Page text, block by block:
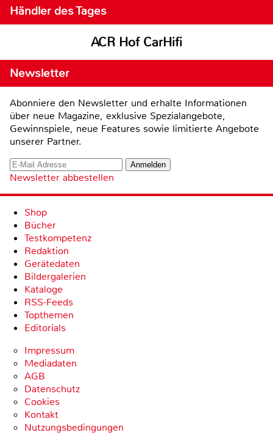
Händler des Tages
ACR Hof CarHifi
Newsletter
Abonniere den Newsletter und erhalte Informationen
über neue Magazine, exklusive Spezialangebote,
Gewinnspiele, neue Features sowie limitierte Angebote
unserer Partner.
Newsletter abbestellen
Shop
Bücher
Testkompetenz
Redaktion
Gerätedaten
Bildergalerien
Kataloge
RSS-Feeds
Topthemen
Editorials
Impressum
Mediadaten
AGB
Datenschutz
Cookies
Kontakt
Nutzungsbedingungen